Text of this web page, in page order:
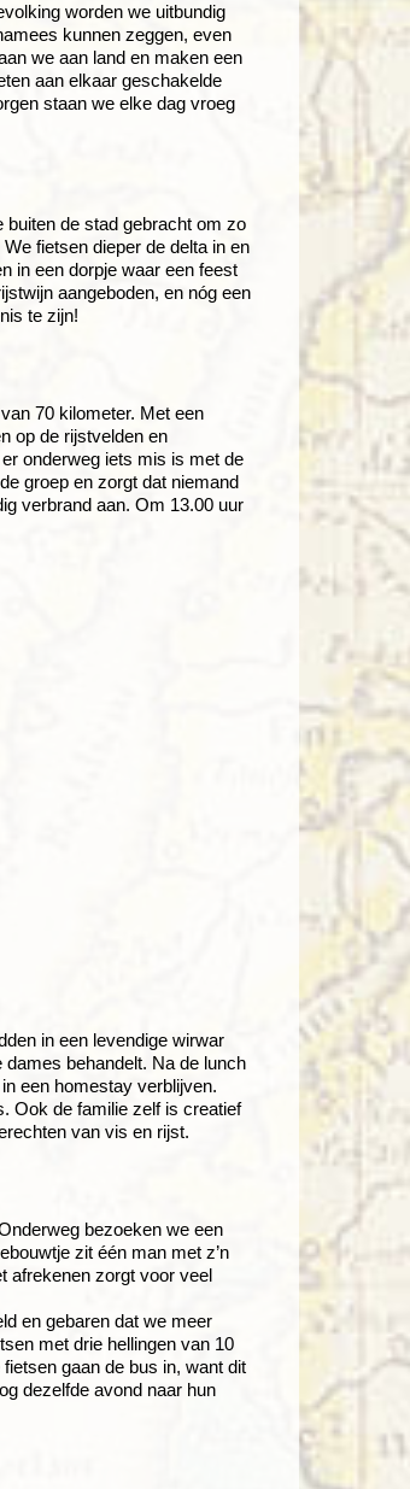
worden we uitbundig
kunnen zeggen, even
we aan land en maken een
aan elkaar geschakelde
staan we elke dag vroeg
buiten de stad gebracht om zo
fietsen dieper de delta in en
in een dorpje waar een feest
aangeboden, en nóg een
te zijn!
70 kilometer. Met een
op de rijstvelden en
onderweg iets mis is met de
groep en zorgt dat niemand
verbrand aan. Om 13.00 uur
in een levendige wirwar
behandelt. Na de lunch
een homestay verblijven.
Ook de familie zelf is creatief
van vis en rijst.
bezoeken we een
zit één man met z’n
afrekenen zorgt voor veel
en gebaren dat we meer
met drie hellingen van 10
gaan de bus in, want dit
dezelfde avond naar hun